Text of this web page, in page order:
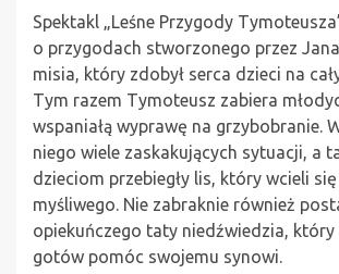
Spektakl „Leśne Przygody
o przygodach stworzonego przez
misia, który zdobył serca dzieci na
Tym razem Tymoteusz zabiera
wspaniałą wyprawę na grzybobranie.
niego wiele zaskakujących sytuacji, a
dzieciom przebiegły lis, który wcieli
myśliwego. Nie zabraknie również
opiekuńczego taty niedźwiedzia, który
gotów pomóc swojemu synowi.